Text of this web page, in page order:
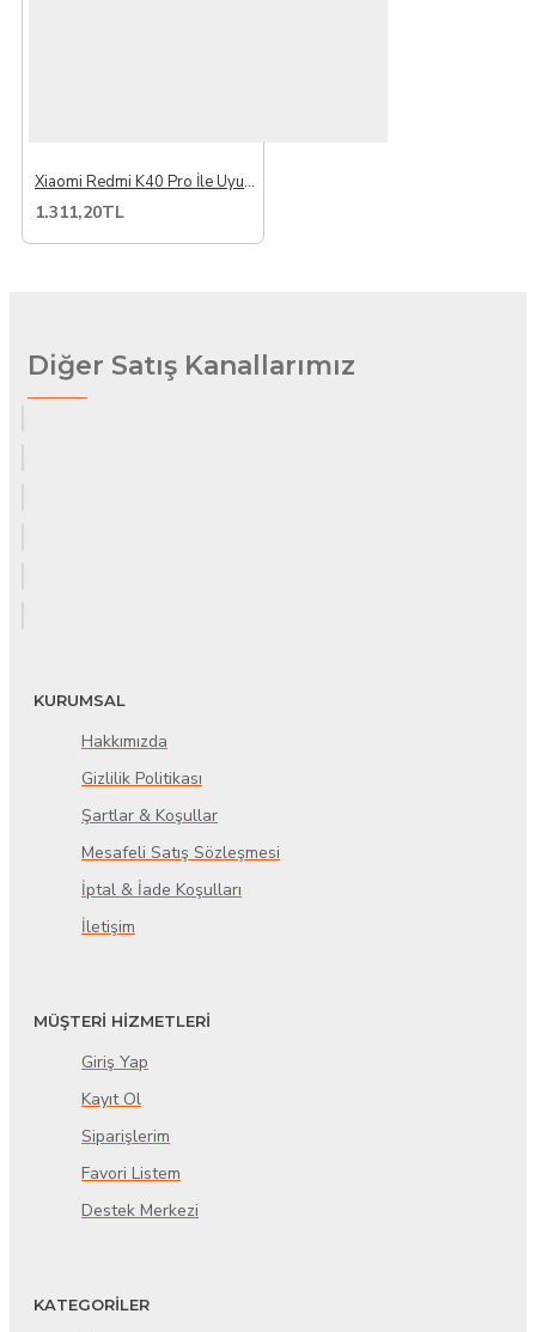
Xiaomi Redmi K40 Pro İle Uyumlu Lcd Ekran Dokunmatik
1.311,20TL
Diğer Satış Kanallarımız
KURUMSAL
Hakkımızda
Gizlilik Politikası
Şartlar & Koşullar
Mesafeli Satış Sözleşmesi
İptal & İade Koşulları
İletişim
MÜŞTERİ HİZMETLERİ
Giriş Yap
Kayıt Ol
Siparişlerim
Favori Listem
Destek Merkezi
KATEGORİLER